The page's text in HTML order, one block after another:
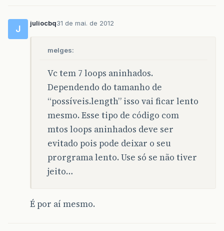
J
juliocbq31 de mai. de 2012
melges:
Vc tem 7 loops aninhados.
Dependendo do tamanho de
“possíveis.length” isso vai ficar lento
mesmo. Esse tipo de código com
mtos loops aninhados deve ser
evitado pois pode deixar o seu
prorgrama lento. Use só se não tiver
jeito…
É por aí mesmo.